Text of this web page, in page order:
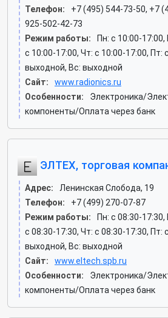
Телефон:
+7 (495) 544-73-50, +7
925-502-42-73
Режим работы:
Пн: c 10:00-
c 10:00-17:00, Чт: c 10:00-17:00, Пт:
выходной, Вс: выходной
Сайт:
www.radionics.ru
Особенности:
Электроника/
компоненты/Оплата через банк
ЭЛТЕХ, торговая
Адрес:
Ленинская Слобода, 19
Телефон:
+7 (499) 270-07-87
Режим работы:
Пн: c 08:30-
c 08:30-17:30, Чт: c 08:30-17:30, Пт:
выходной, Вс: выходной
Сайт:
www.eltech.spb.ru
Особенности:
Электроника/
компоненты/Оплата через банк